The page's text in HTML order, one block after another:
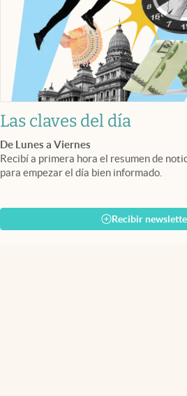
Las claves del día
De Lunes a Viernes
Recibí a primera hora el resumen de
para empezar el día bien informado.
Recibir